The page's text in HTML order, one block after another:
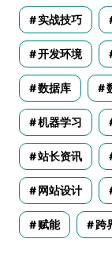
实战技巧
开发环境
数据库
机器学习
站长资讯
网站设计
赋能 跨